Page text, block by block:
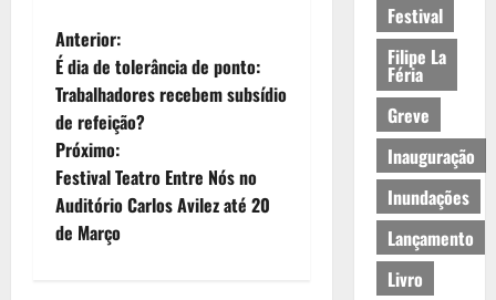
N
a
v
e
g
Anterior:
É dia de tolerância de ponto:
Trabalhadores recebem subsídio
de refeição?
Próximo:
Festival Teatro Entre Nós no
Auditório Carlos Avilez até 20
de Março
Festival
Filipe La
Féria
Greve
Inauguração
Inundações
Lançamento
Livro